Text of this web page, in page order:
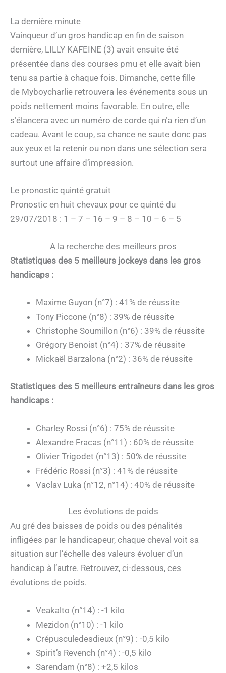
La dernière minute
Vainqueur d’un gros handicap en fin de saison
dernière, LILLY KAFEINE (3) avait ensuite été
présentée dans des courses pmu et elle avait bien
tenu sa partie à chaque fois. Dimanche, cette fille
de Myboycharlie retrouvera les événements sous un
poids nettement moins favorable. En outre, elle
s’élancera avec un numéro de corde qui n’a rien d’un
cadeau. Avant le coup, sa chance ne saute donc pas
aux yeux et la retenir ou non dans une sélection sera
surtout une affaire d’impression.
Le pronostic quinté gratuit
Pronostic en huit chevaux pour ce quinté du
29/07/2018 : 1 – 7 – 16 – 9 – 8 – 10 – 6 – 5
A la recherche des meilleurs pros
Statistiques des 5 meilleurs jockeys dans les gros
handicaps :
Maxime Guyon (n°7) : 41% de réussite
Tony Piccone (n°8) : 39% de réussite
Christophe Soumillon (n°6) : 39% de réussite
Grégory Benoist (n°4) : 37% de réussite
Mickaël Barzalona (n°2) : 36% de réussite
Statistiques des 5 meilleurs entraîneurs dans les gros
handicaps :
Charley Rossi (n°6) : 75% de réussite
Alexandre Fracas (n°11) : 60% de réussite
Olivier Trigodet (n°13) : 50% de réussite
Frédéric Rossi (n°3) : 41% de réussite
Vaclav Luka (n°12, n°14) : 40% de réussite
Les évolutions de poids
Au gré des baisses de poids ou des pénalités
infligées par le handicapeur, chaque cheval voit sa
situation sur l’échelle des valeurs évoluer d’un
handicap à l’autre. Retrouvez, ci-dessous, ces
évolutions de poids.
Veakalto (n°14) : -1 kilo
Mezidon (n°10) : -1 kilo
Crépusculedesdieux (n°9) : -0,5 kilo
Spirit’s Revench (n°4) : -0,5 kilo
Sarendam (n°8) : +2,5 kilos